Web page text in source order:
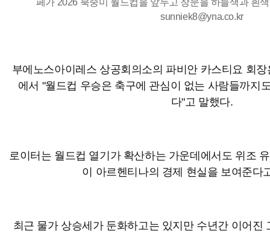
페가 2026 북중미 월드컵을 앞두고 창문을 하늘색과 흰
sunniek8@yna.co.kr
부에노스아이레스 상공회의소의 파비안 카스티요 회
에서 "월드컵 우승은 축구에 관심이 없는 사람들까지
다"고 말했다.
로이터는 월드컵 열기가 확산하는 가운데에서도 위조
이 아르헨티나의 경제 현실을 보여준다
최근 물가 상승세가 둔화하고는 있지만 수년간 이어진